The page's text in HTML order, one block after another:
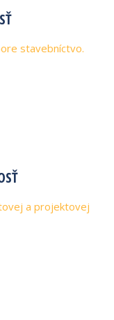
stavebníctvo.
a projektovej